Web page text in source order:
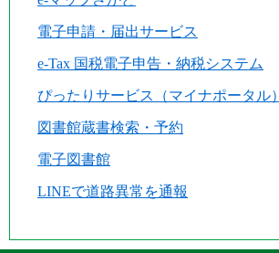
電子申請・届出サービス
e-Tax 国税電子申告・納税システム
ぴったりサービス（マイナポータル）
図書館蔵書検索・予約
電子図書館
LINEで道路異常を通報